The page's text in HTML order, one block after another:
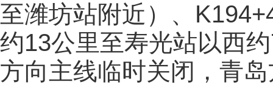
至潍坊站附近）、
约13公里至寿光站以西
方向主线临时关闭，青